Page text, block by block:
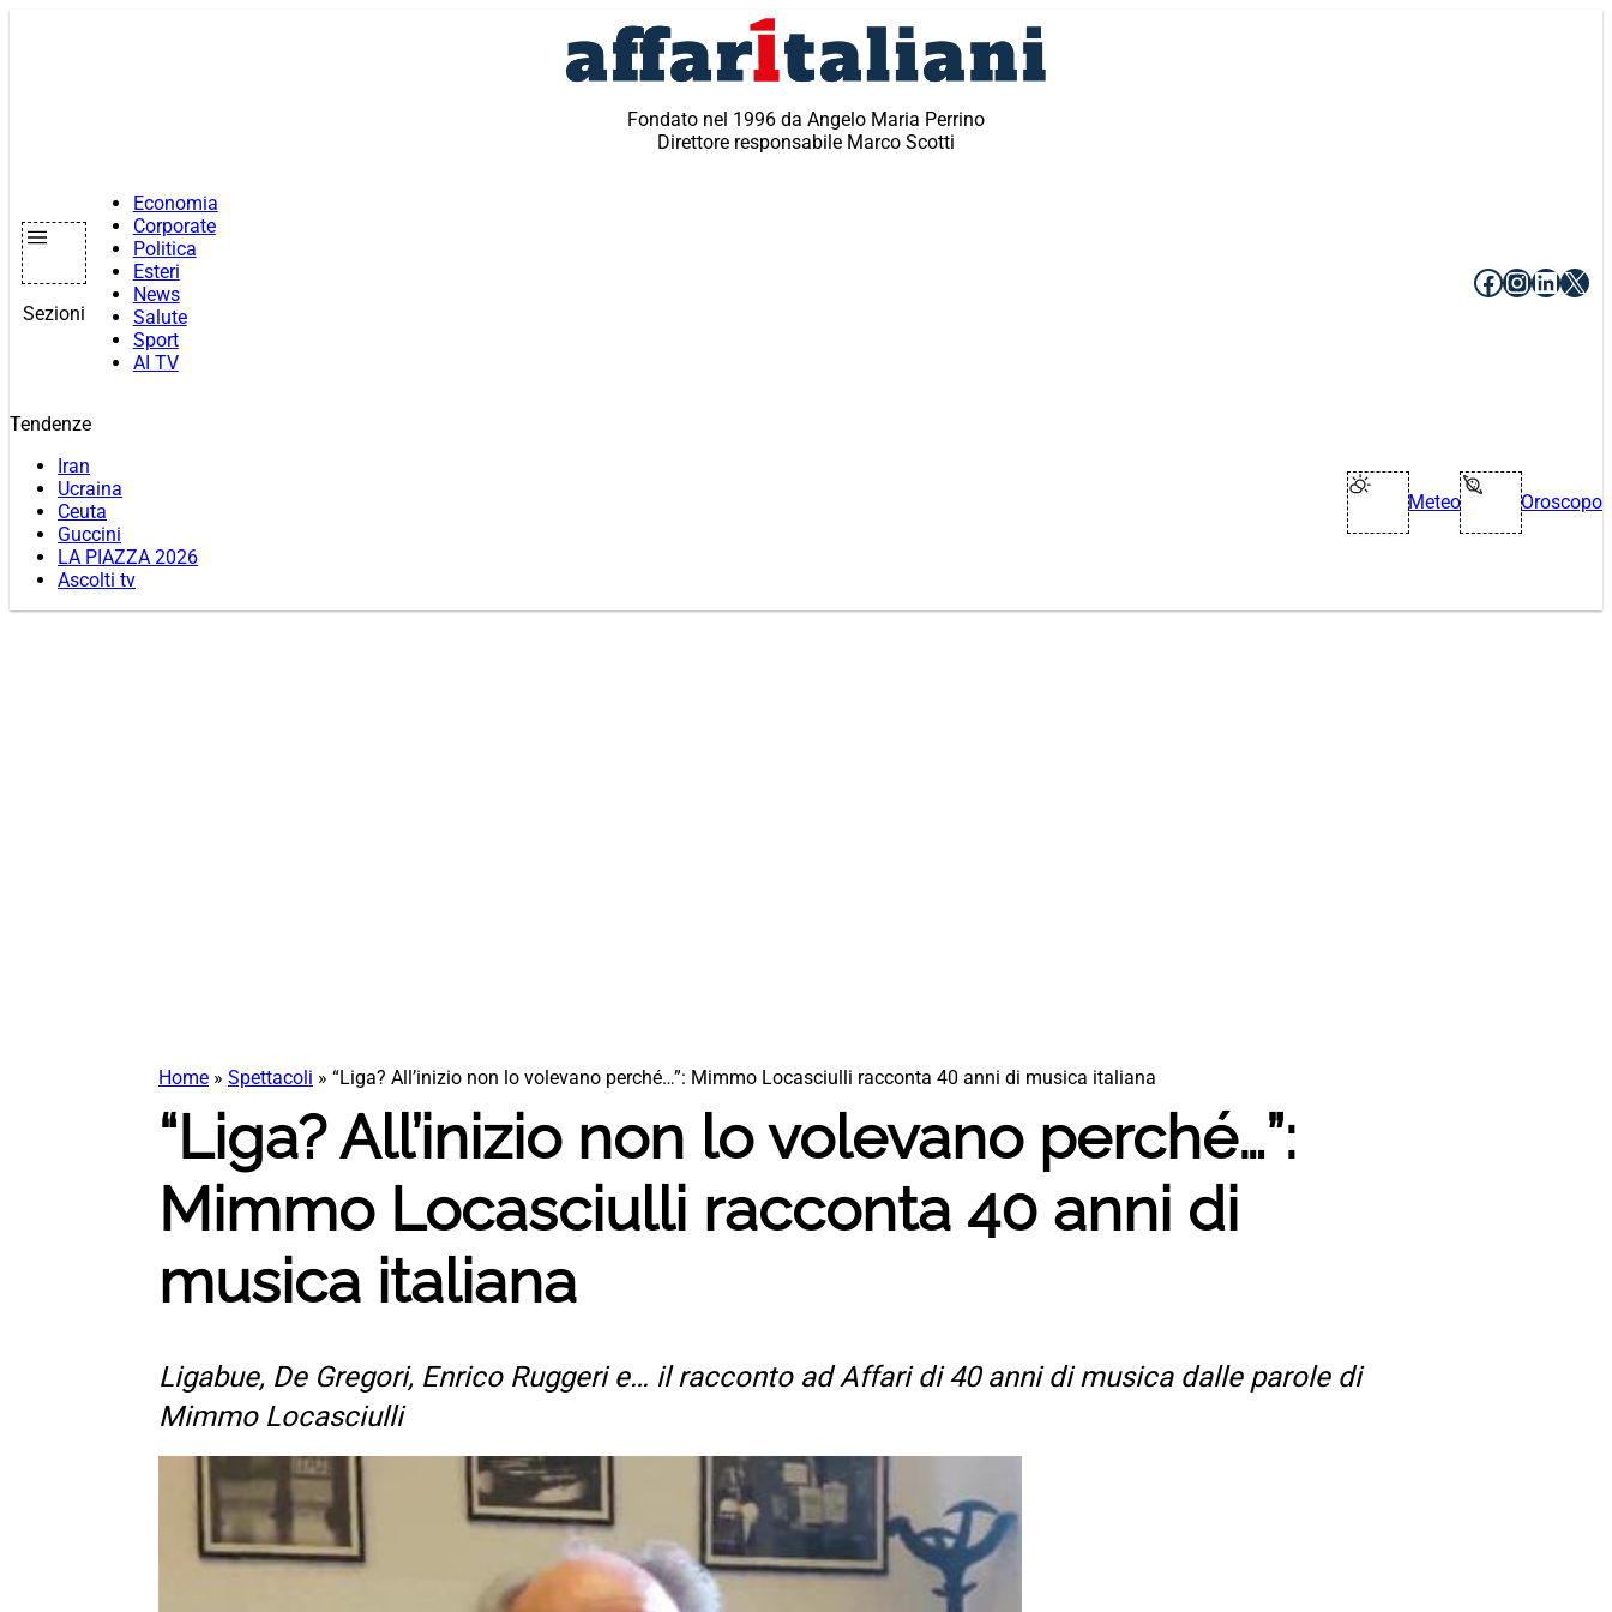
Fondato nel 1996 da Angelo Maria Perrino
Direttore responsabile Marco Scotti
Sezioni
Economia
Corporate
Politica
Esteri
News
Salute
Sport
AI TV
Facebook
X
Tendenze
Iran
Ucraina
Ceuta
Guccini
LA PIAZZA 2026
Ascolti tv
Meteo Oroscopo
Home » Spettacoli » “Liga? All’inizio non lo volevano perché…”: Mimmo Locasciulli racconta 40 anni di musica italiana
“Liga? All’inizio non lo volevano perché…”:
Mimmo Locasciulli racconta 40 anni di
musica italiana
Ligabue, De Gregori, Enrico Ruggeri e… il racconto ad Affari di 40 anni di musica dalle parole di
Mimmo Locasciulli